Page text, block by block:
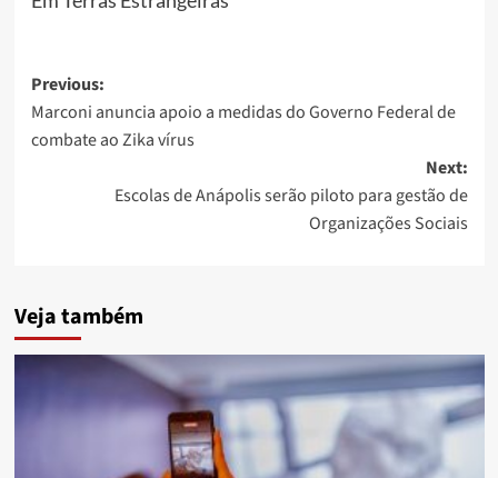
Post
navigation
Previous:
Marconi anuncia apoio a medidas do Governo Federal de
combate ao Zika vírus
Next:
Escolas de Anápolis serão piloto para gestão de
Organizações Sociais
Veja também